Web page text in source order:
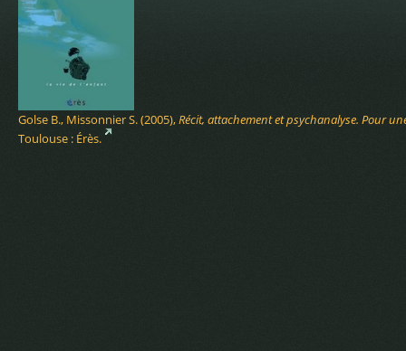
Golse B., Missonnier S. (2005),Récit, attachement et psychanalyse. Pour
Toulouse : Érès.